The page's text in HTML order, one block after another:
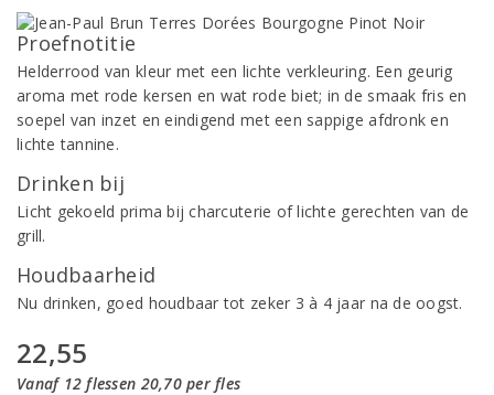
Proefnotitie
Helderrood van kleur met een lichte verkleuring. Een geurig
aroma met rode kersen en wat rode biet; in de smaak fris en
soepel van inzet en eindigend met een sappige afdronk en
lichte tannine.
Drinken bij
Licht gekoeld prima bij charcuterie of lichte gerechten van de
grill.
Houdbaarheid
Nu drinken, goed houdbaar tot zeker 3 à 4 jaar na de oogst.
22,55
Vanaf 12 flessen 20,70 per fles